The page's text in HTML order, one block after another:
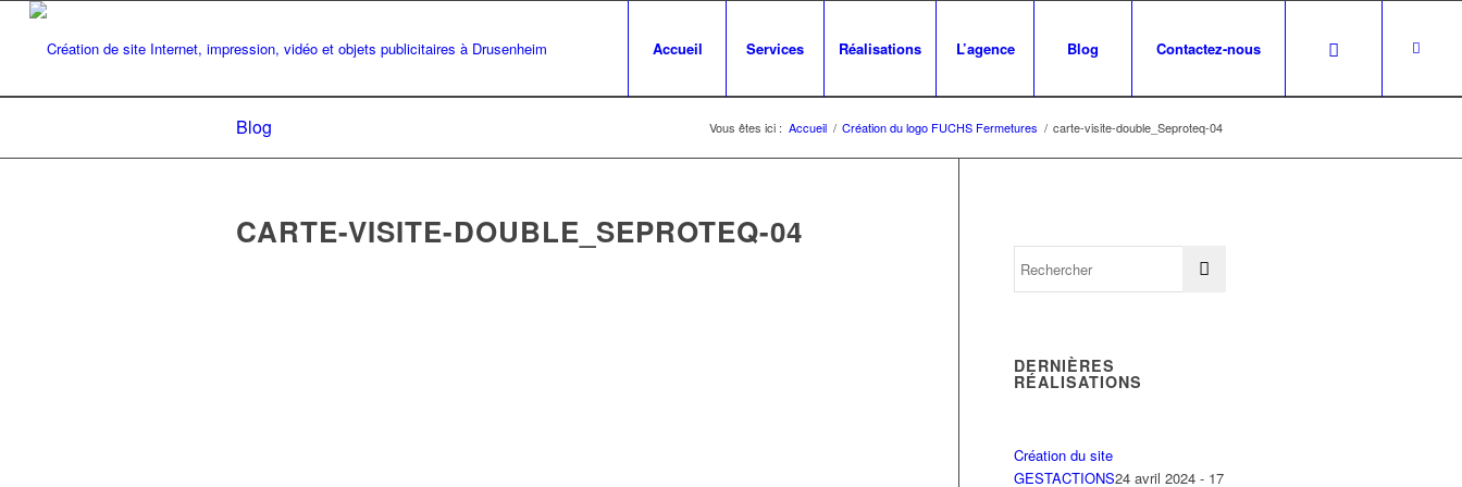
Accueil Services Réalisations L’agence Blog Contactez-nous
Blog Vous êtes ici : Accueil / Création du logo FUCHS Fermetures / carte-visite-double_Seproteq-04
CARTE-VISITE-DOUBLE_SEPROTEQ-04
DERNIÈRES
RÉALISATIONS
Création du site
GESTACTIONS24 avril 2024 - 17